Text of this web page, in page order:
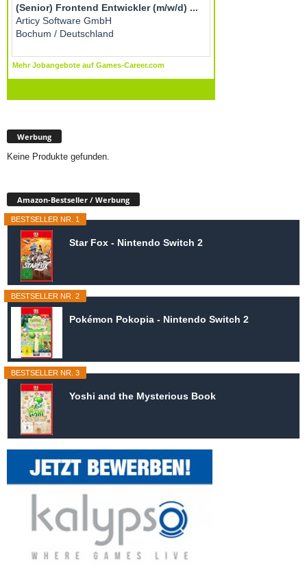
Werbung
Keine Produkte gefunden.
Amazon-Bestseller / Werbung
BESTSELLER NR. 1
Star Fox - Nintendo Switch 2
BESTSELLER NR. 2
Pokémon Pokopia - Nintendo Switch 2
BESTSELLER NR. 3
Yoshi and the Mysterious Book